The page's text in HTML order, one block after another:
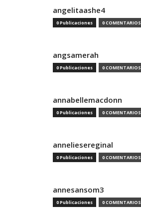
angelitaashe4
0 Publicaciones 0 COMENTARIOS
angsamerah
0 Publicaciones 0 COMENTARIOS
annabellemacdonn
0 Publicaciones 0 COMENTARIOS
anneliesereginal
0 Publicaciones 0 COMENTARIOS
annesansom3
0 Publicaciones 0 COMENTARIOS